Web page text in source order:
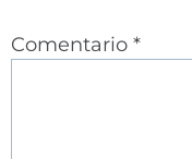
Comentario *